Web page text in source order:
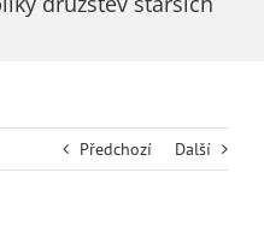
Předchozí Další